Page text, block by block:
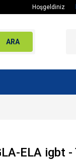
Hoşgeldiniz
ARA
ELA igbt